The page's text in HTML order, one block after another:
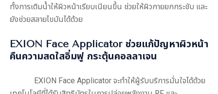
ทั้งการเติมน้ำให้ผิวหน้าเรียบเนียนขึ้น ช่วยให้ผิวกายยกกระชับ และ
ยังช่วยสลายไขมันได้ด้วย
EXION Face Applicator ช่วยแก้ปัญหาผิวหน้า
คืนความสดใสอิ่มฟู กระตุ้นคอลลาเจน
EXION Face Applicator จะทำให้ผู้รับบริการมั่นใจได้ด้วย